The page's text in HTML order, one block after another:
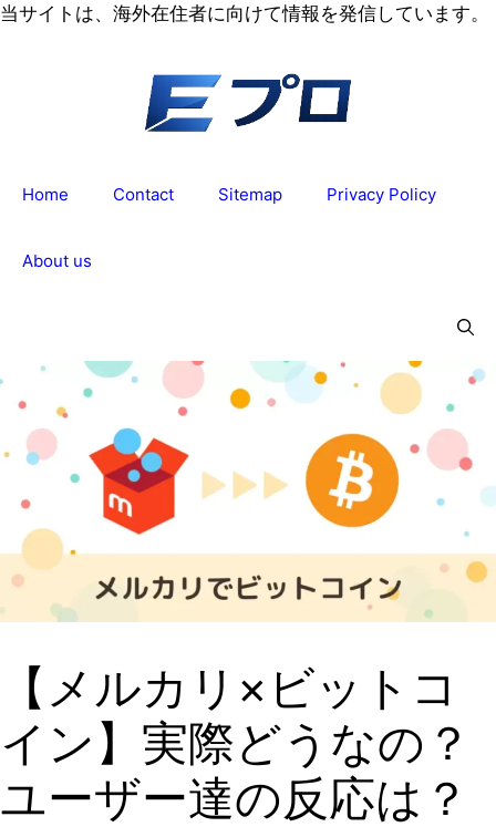
コ
当サイトは、海外在住者に向けて情報を発信しています。
Home Contact Sitemap Privacy Policy
About us
【メルカリ×ビットコ
イン】実際どうなの？
ユーザー達の反応は？